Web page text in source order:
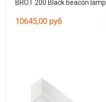
BROT 200 Black beacon lamp
10645,00 руб